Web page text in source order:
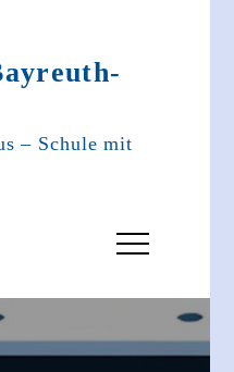
– Schule mit